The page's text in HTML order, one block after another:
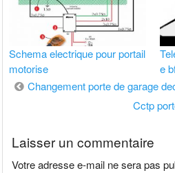
Schema electrique pour portail
motorise
e
Navigation
Changement porte de garage
Cctp
Laisser un commentaire
Votre adresse e-mail ne sera pas